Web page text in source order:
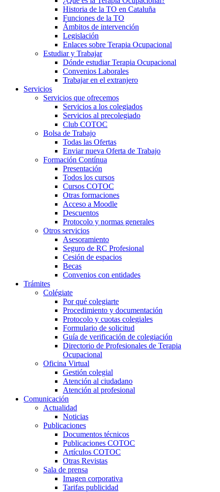
Historia de la TO en Cataluña
Funciones de la TO
Ámbitos de intervención
Legislación
Enlaces sobre Terapia Ocupacional
Estudiar y Trabajar
Dónde estudiar Terapia Ocupacional
Convenios Laborales
Trabajar en el extranjero
Servicios
Servicios que ofrecemos
Servicios a los colegiados
Servicios al precolegiado
Club COTOC
Bolsa de Trabajo
Todas las Ofertas
Enviar nueva Oferta de Trabajo
Formación Contínua
Presentación
Todos los cursos
Cursos COTOC
Otras formaciones
Acceso a Moodle
Descuentos
Protocolo y normas generales
Otros servicios
Asesoramiento
Seguro de RC Profesional
Cesión de espacios
Becas
Convenios con entidades
Trámites
Colégiate
Por qué colegiarte
Procedimiento y documentación
Protocolo y cuotas colegiales
Formulario de solicitud
Guía de verificación de colegiación
Directorio de Profesionales de Terapia
Ocupacional
Oficina Virtual
Gestión colegial
Atención al ciudadano
Atención al profesional
Comunicación
Actualidad
Noticias
Publicaciones
Documentos técnicos
Publicaciones COTOC
Artículos COTOC
Otras Revistas
Sala de prensa
Imagen corporativa
Tarifas publicidad